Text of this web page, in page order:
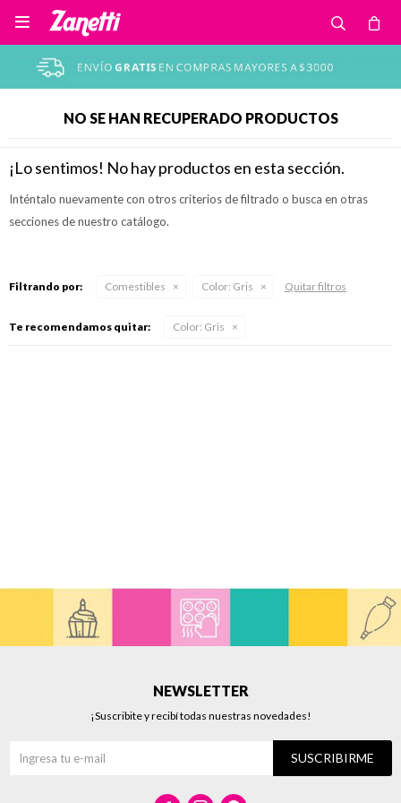

NO SE HAN RECUPERADO PRODUCTOS
¡Lo sentimos! No hay productos en esta sección.
Inténtalo nuevamente con otros criterios de filtrado o busca en otras
secciones de nuestro catálogo.
Filtrando por: Comestibles Color: Gris Quitar filtros
Te recomendamos quitar: Color: Gris
NEWSLETTER
¡Suscribite y recibí todas nuestras novedades!
SUSCRIBIRME